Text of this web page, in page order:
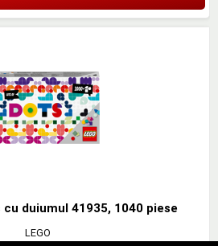
cu duiumul 41935, 1040 piese
LEGO